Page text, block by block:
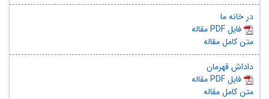
در خانه ما
مقاله PDF فایل
متن کامل مقاله
داداش قهرمان
مقاله PDF فایل
متن کامل مقاله